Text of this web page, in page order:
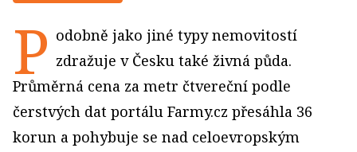
P odobně jako jiné typy nemovitostí
zdražuje v Česku také živná půda.
Průměrná cena za metr čtvereční podle
čerstvých dat portálu Farmy.cz přesáhla 36
korun a pohybuje se nad celoevropským